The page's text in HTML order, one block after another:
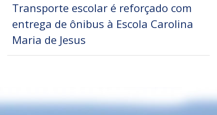
Transporte escolar é reforçado com
entrega de ônibus à Escola Carolina
Maria de Jesus